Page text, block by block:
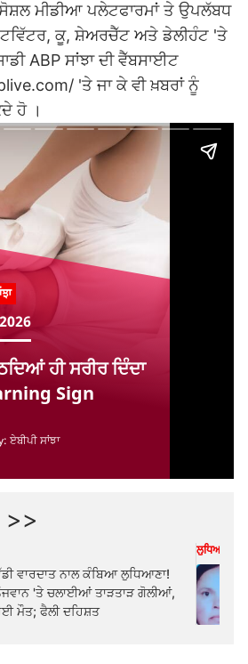
ਸੋਸ਼ਲ ਮੀਡੀਆ ਪਲੇਟਫਾਰਮਾਂ ਤੇ ਉਪਲੱਬਧ
ਕੂ, ਸ਼ੇਅਰਚੈੱਟ ਅਤੇ ਡੇਲੀਹੰਟ 'ਤੇ
ABP ਸਾਂਝਾ ਦੀ ਵੈੱਬਸਾਈਟ
'ਤੇ ਜਾ ਕੇ ਵੀ ਖ਼ਬਰਾਂ ਨੂੰ
ਹੋ ।
>>
ਵਾਰਦਾਤ ਨਾਲ ਕੰਬਿਆ ਲੁਧਿਆਣਾ!
'ਤੇ ਚਲਾਈਆਂ ਤਾੜਤਾੜ ਗੋਲੀਆਂ,
ਮੌਤ; ਫੈਲੀ ਦਹਿਸ਼ਤ
ਲੁਧਿਆਣਾ